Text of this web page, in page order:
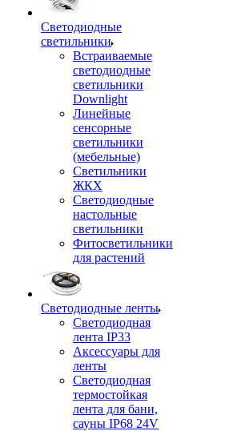
Светодиодные
светильники
Встраиваемые
светодиодные
светильники
Downlight
Линейные
сенсорные
светильники
(мебельные)
Светильники
ЖКХ
Светодиодные
настольные
светильники
Фитосветильники
для растений
Светодиодные ленты
Светодиодная
лента IP33
Аксессуары для
ленты
Светодиодная
термостойкая
лента для бани,
сауны IP68 24V